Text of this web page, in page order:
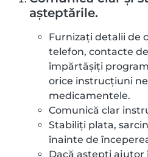
așteptările.
Furnizați detalii de
telefon, contacte
împărtășiți
orice instrucțiuni
medicamentele.
Comunică clar
Stabiliți plata,
înainte de
Dacă aștepți ajutor